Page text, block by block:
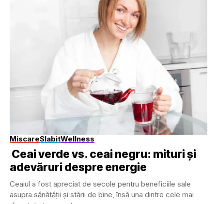
MiscareSlabitWellness
Ceai verde vs. ceai negru: mituri și
adevăruri despre energie
Ceaiul a fost apreciat de secole pentru beneficiile sale
asupra sănătății și stării de bine, însă una dintre cele mai